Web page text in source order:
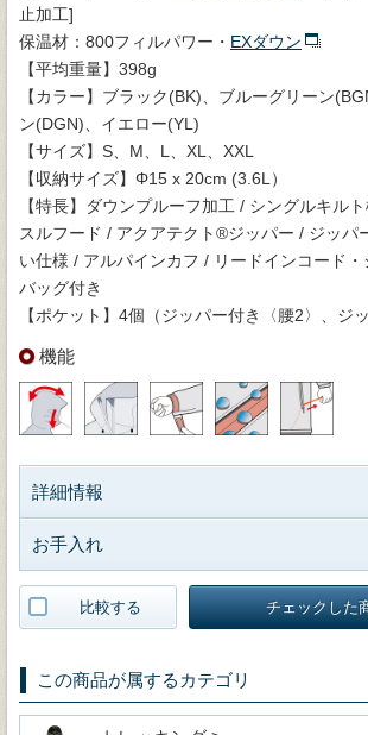
止加工]
保温材：800フィルパワー・ EXダウン
【平均重量】398g
【カラー】ブラック(BK)、ブルーグリーン
ン(DGN)、イエロー(YL)
【サイズ】S、M、L、XL、XXL
【収納サイズ】Φ15 x 20cm (3.6L）
【特長】ダウンプルーフ加工 / シングルキル
スルフード / アクアテクト®ジッパー / ジッパ
い仕様 / アルパインカフ / リードインコード
バッグ付き
【ポケット】4個（ジッパー付き〈腰2〉、ジ
機能
詳細情報
お手入れ
比較する チェックした
この商品が属するカテゴリ